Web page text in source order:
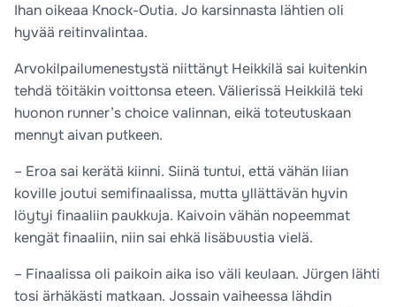
Ihan oikeaa Knock-Outia. Jo karsinnasta lähtien oli
hyvää reitinvalintaa.
Arvokilpailumenestystä niittänyt Heikkilä sai kuitenkin
tehdä töitäkin voittonsa eteen. Välierissä Heikkilä teki
huonon runner’s choice valinnan, eikä toteutuskaan
mennyt aivan putkeen.
– Eroa sai kerätä kiinni. Siinä tuntui, että vähän liian
koville joutui semifinaalissa, mutta yllättävän hyvin
löytyi finaaliin paukkuja. Kaivoin vähän nopeemmat
kengät finaaliin, niin sai ehkä lisäbuustia vielä.
– Finaalissa oli paikoin aika iso väli keulaan. Jürgen lähti
tosi ärhäkästi matkaan. Jossain vaiheessa lähdin